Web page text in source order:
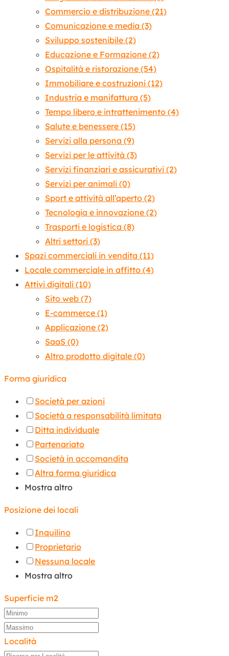
Commercio e distribuzione (21)
Comunicazione e media (3)
Sviluppo sostenibile (2)
Educazione e Formazione (2)
Ospitalità e ristorazione (54)
Immobiliare e costruzioni (12)
Industria e manifattura (5)
Tempo libero e intrattenimento (4)
Salute e benessere (15)
Servizi alla persona (9)
Servizi per le attività (3)
Servizi finanziari e assicurativi (2)
Servizi per animali (0)
Sport e attività all’aperto (2)
Tecnologia e innovazione (2)
Trasporti e logistica (8)
Altri settori (3)
Spazi commerciali in vendita (11)
Locale commerciale in affitto (4)
Attivi digitali (10)
Sito web (7)
E-commerce (1)
Applicazione (2)
SaaS (0)
Altro prodotto digitale (0)
Forma giuridica
Società per azioni
Società a responsabilità limitata
Ditta individuale
Partenariato
Società in accomandita
Altra forma giuridica
Mostra altro
Posizione dei locali
Inquilino
Proprietario
Nessuna locale
Mostra altro
Superficie m2
Località